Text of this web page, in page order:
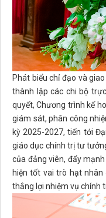
Phát biểu chỉ đạo và
thành lập các chi bộ
quyết, Chương trình kế
giám sát, phân công
kỳ 2025-2027, tiến tới
giáo dục chính trị tư
của đảng viên, đẩy
hiện tốt vai trò hạt
thắng lợi nhiệm vụ chính